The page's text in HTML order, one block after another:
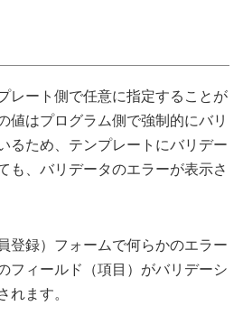
レート側で任意に指定することが
値はプログラム側で強制的にバリ
るため、テンプレートにバリデー
も、バリデータのエラーが表示さ
登録）フォームで何らかのエラー
フィールド（項目）がバリデーシ
れます。